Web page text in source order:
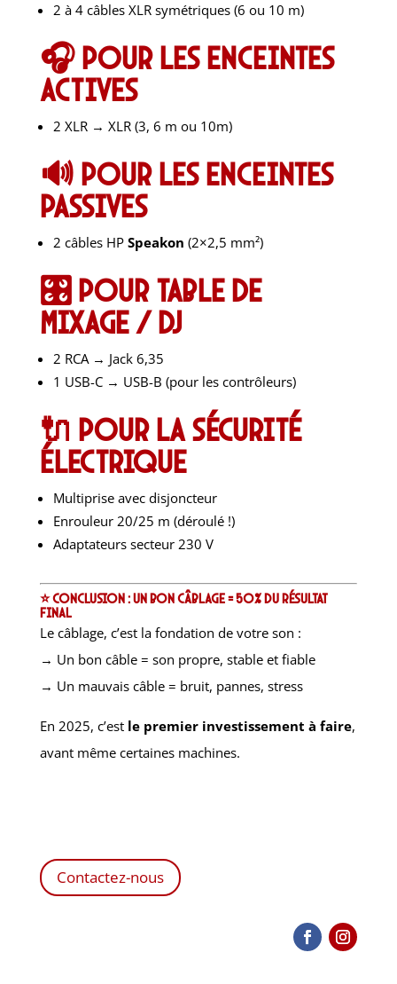
2 à 4 câbles XLR symétriques (6 ou 10 m)
🎧 Pour les enceintes
actives
2 XLR → XLR (3, 6 m ou 10m)
🔊 Pour les enceintes
passives
2 câbles HP Speakon (2×2,5 mm²)
🎛️ Pour table de
mixage / DJ
2 RCA → Jack 6,35
1 USB-C → USB-B (pour les contrôleurs)
🔌 Pour la sécurité
électrique
Multiprise avec disjoncteur
Enrouleur 20/25 m (déroulé !)
Adaptateurs secteur 230 V
⭐ Conclusion : un bon câblage = 50% du résultat
final
Le câblage, c’est la fondation de votre son :
→ Un bon câble = son propre, stable et fiable
→ Un mauvais câble = bruit, pannes, stress
En 2025, c’est le premier investissement à faire,
avant même certaines machines.
Contactez-nous